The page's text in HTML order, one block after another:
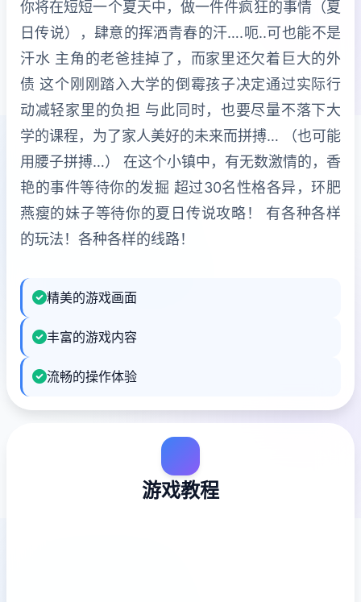
你将在短短一个夏天中，做一件件疯狂的事情（夏
日传说），肆意的挥洒青春的汗….呃..可也能不是
汗水 主角的老爸挂掉了，而家里还欠着巨大的外
债 这个刚刚踏入大学的倒霉孩子决定通过实际行
动减轻家里的负担 与此同时，也要尽量不落下大
学的课程，为了家人美好的未来而拼搏… （也可能
用腰子拼搏…） 在这个小镇中，有无数激情的，香
艳的事件等待你的发掘 超过30名性格各异，环肥
燕瘦的妹子等待你的夏日传说攻略！ 有各种各样
的玩法！各种各样的线路！
精美的游戏画面
丰富的游戏内容
流畅的操作体验
游戏教程